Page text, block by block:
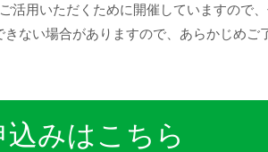
活用いただくために開催していますので
ない場合がありますので、あらかじめご
込みはこちら